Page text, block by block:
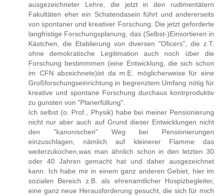
ausgezeichneter Lehre, die jetzt in den rudimentätern
Fakultäten eher ein Schatendasein führt und andererseits
von spontaner und kreativer Forschung. Die jetzt geforderte
langfristige Forschungsplanung, das (Selbst-)Einsortieren in
Kästchen, die Etablierung von diversen "Oficers", die z.T.
ohne demokratische Legitimation auch noch über die
Forschung bestimmmen (eine Entwicklung, die sich schon
im CFN abzeichnete)ist da m.E. möglicherweise für eine
Großforschungseinrichtung in begrenztem Umfang nötig für
kreative und spontane Forschung durchaus kontrproduktiv
zu gunsten von "Planerfüllung".
Ich selbst (o. Prof., Physik) habe bei meiner Pensionierung
nicht nur aber auch auf Grund dieser Entwicklungen nicht
den "kanonischen" Weg bei Pensionierungen
einzuschlagen, nämlich auf kleinerer Flamme das
weiterzukochen,was man ähnlich schon in den letzten 30
oder 40 Jahren gemacht hat und daher ausgezeichnet
kann. Ich habe mir in einem ganz anderen Gebiet, hier im
sozialen Bereich z.B. als ehrenamtlicher Hospizbegleiter,
eine ganz neue Herausforderung gesucht, die sich für mich